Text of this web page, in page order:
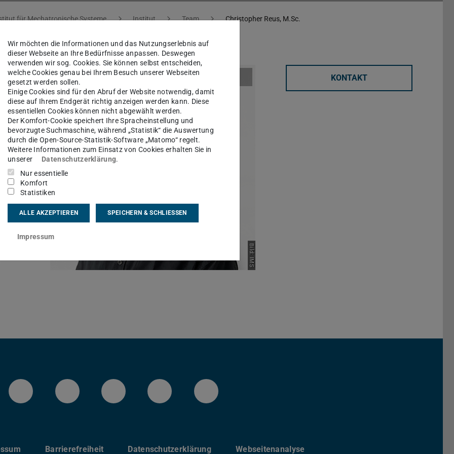
für Mechatronische Systeme Institut Team Christopher Reus, M.Sc.
Bild: IMS
KONTAKT
LinkedIn-Seite des IMS
Instragram-Kanal des FB Maschinenbau
Facebook-Seite der TU Darmstadt
Bluesky-Kanal der TU-Darmstadt
YouTube Kanal der TU Darmstadt
Barrierefreiheit Datenschutzerklärung Webseitenanalyse
Wir möchten die Informationen und das Nutzungserlebnis auf
dieser Webseite an Ihre Bedürfnisse anpassen. Deswegen
verwenden wir sog. Cookies. Sie können selbst entscheiden,
welche Cookies genau bei Ihrem Besuch unserer Webseiten
gesetzt werden sollen.
Einige Cookies sind für den Abruf der Website notwendig, damit
diese auf Ihrem Endgerät richtig anzeigen werden kann. Diese
essentiellen Cookies können nicht abgewählt werden.
Der Komfort-Cookie speichert Ihre Spracheinstellung und
bevorzugte Suchmaschine, während „Statistik“ die Auswertung
durch die Open-Source-Statistik-Software „Matomo“ regelt.
Weitere Informationen zum Einsatz von Cookies erhalten Sie in
unserer
Datenschutzerklärung.
Nur essentielle
Komfort
Statistiken
ALLE AKZEPTIEREN SPEICHERN & SCHLIESSEN
Impressum